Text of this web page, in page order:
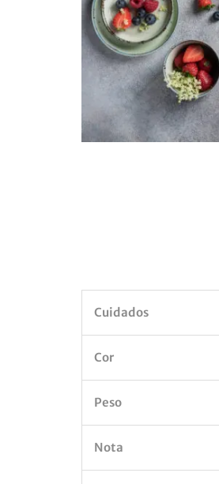
Cuidados
Cor
Peso
Nota